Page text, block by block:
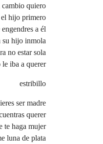
cambio quiero
el hijo primero
a él
su hijo inmola
no estar sola
le iba a querer
estribillo
ser madre
querer
te haga mujer
luna de plata